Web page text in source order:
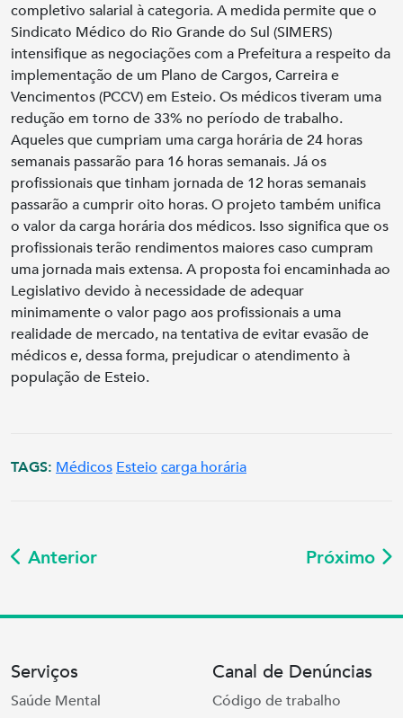
completivo salarial à categoria. A medida permite que o
Sindicato Médico do Rio Grande do Sul (SIMERS)
intensifique as negociações com a Prefeitura a respeito da
implementação de um Plano de Cargos, Carreira e
Vencimentos (PCCV) em Esteio. Os médicos tiveram uma
redução em torno de 33% no período de trabalho.
Aqueles que cumpriam uma carga horária de 24 horas
semanais passarão para 16 horas semanais. Já os
profissionais que tinham jornada de 12 horas semanais
passarão a cumprir oito horas. O projeto também unifica
o valor da carga horária dos médicos. Isso significa que os
profissionais terão rendimentos maiores caso cumpram
uma jornada mais extensa. A proposta foi encaminhada ao
Legislativo devido à necessidade de adequar
minimamente o valor pago aos profissionais a uma
realidade de mercado, na tentativa de evitar evasão de
médicos e, dessa forma, prejudicar o atendimento à
população de Esteio.
TAGS: Médicos Esteio carga horária
Anterior Próximo
Serviços
Saúde Mental
Canal de Denúncias
Código de trabalho